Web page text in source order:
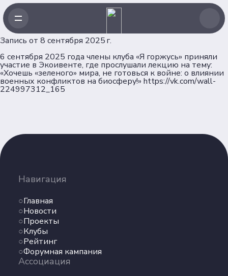
Запись от 8 сентября 2025 г.
6 сентября 2025 года члены клуба «Я горжусь» приняли
участие в Экоивенте, где прослушали лекцию на тему:
«Хочешь «зеленого» мира, не готовься к войне: о влиянии
военных конфликтов на биосферу!» https://vk.com/wall-
224997312_165
Навигация
Главная
Новости
Проекты
Клубы
Рейтинг
Форумная кампания
Ассоциация
Новости
Проекты
Форумная кампания
Об Ассоциации
Команда
Партнеры